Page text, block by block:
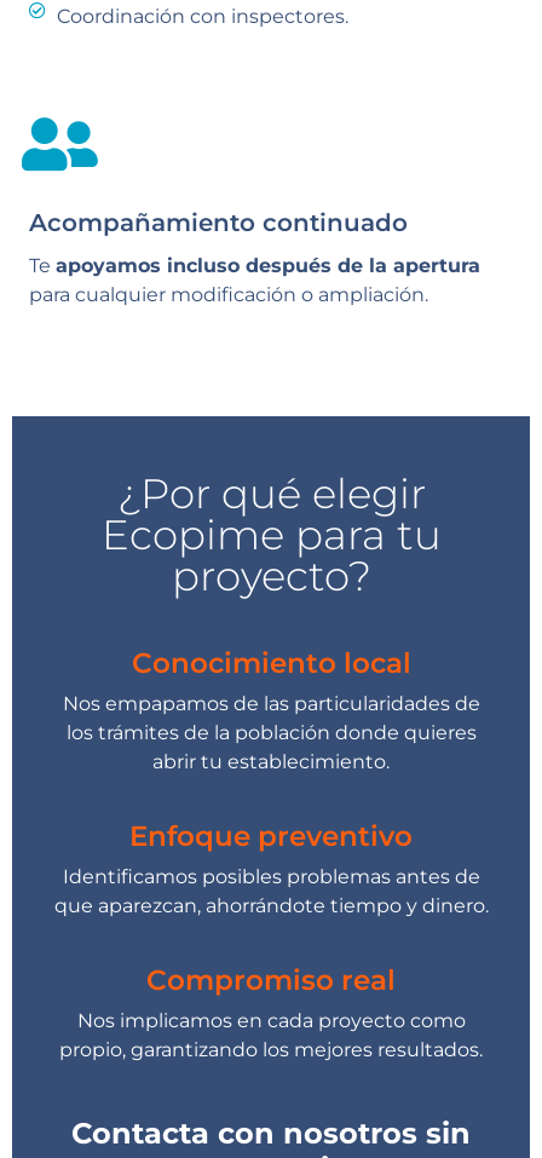
Coordinación con inspectores.
Acompañamiento continuado
Te apoyamos incluso después de la apertura
para cualquier modificación o ampliación.
¿Por qué elegir
Ecopime para tu
proyecto?
Conocimiento local
Nos empapamos de las particularidades de
los trámites de la población donde quieres
abrir tu establecimiento.
Enfoque preventivo
Identificamos posibles problemas antes de
que aparezcan, ahorrándote tiempo y dinero.
Compromiso real
Nos implicamos en cada proyecto como
propio, garantizando los mejores resultados.
Contacta con nosotros sin